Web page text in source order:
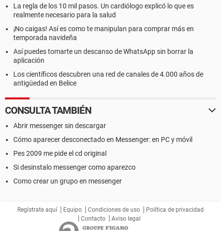
La regla de los 10 mil pasos. Un cardiólogo explicó lo que es
realmente necesario para la salud
¡No caigas! Así es como te manipulan para comprar más en
temporada navideña
Así puedes tomarte un descanso de WhatsApp sin borrar la
aplicación
Los científicos descubren una red de canales de 4.000 años de
antigüedad en Belice
CONSULTA TAMBIÉN
Abrir messenger sin descargar
Cómo aparecer desconectado en Messenger: en PC y móvil
Pes 2009 me pide el cd original
Si desinstalo messenger como aparezco
Como crear un grupo en messenger
Regístrate aquí Equipo Condiciones de uso
Política de privacidad
Contacto
Aviso legal